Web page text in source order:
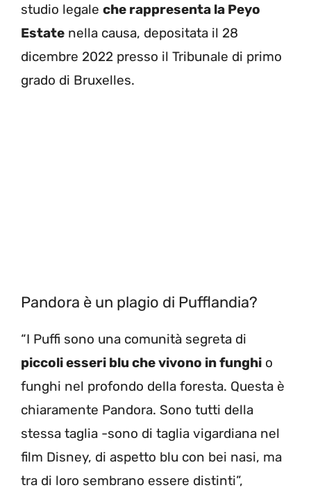
studio legale che rappresenta la Peyo
Estate nella causa, depositata il 28
dicembre 2022 presso il Tribunale di primo
grado di Bruxelles.
Pandora è un plagio di Pufflandia?
“I Puffi sono una comunità segreta di
piccoli esseri blu che vivono in funghi o
funghi nel profondo della foresta. Questa è
chiaramente Pandora. Sono tutti della
stessa taglia -sono di taglia vigardiana nel
film Disney, di aspetto blu con bei nasi, ma
tra di loro sembrano essere distinti”,